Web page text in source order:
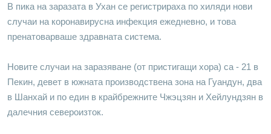
В пика на заразата в Ухан се регистрираха по хиляди нови
случаи на коронавирусна инфекция ежедневно, и това
пренатоварваше здравната система.
Новите случаи на заразяване (от пристигащи хора) са - 21 в
Пекин, девет в южната производствена зона на Гуандун, два
в Шанхай и по един в крайбрежните Чжэцзян и Хейлундзян в
далечния североизток.